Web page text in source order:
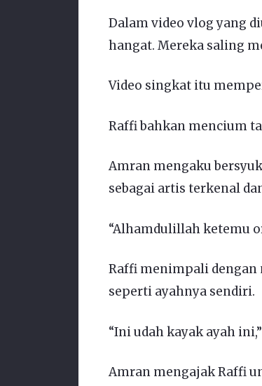
Dalam video vlog yang
hangat. Mereka saling
Video singkat itu
Raffi bahkan mencium
Amran mengaku
sebagai artis terkenal
“Alhamdulillah ketemu
Raffi menimpali dengan
seperti ayahnya sendiri.
“Ini udah kayak ayah
Amran mengajak Raffi